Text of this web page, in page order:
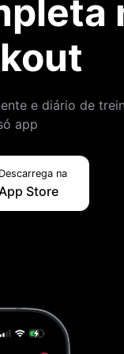
e diário de
app
Descarrega na
Store